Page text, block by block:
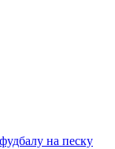
на песку